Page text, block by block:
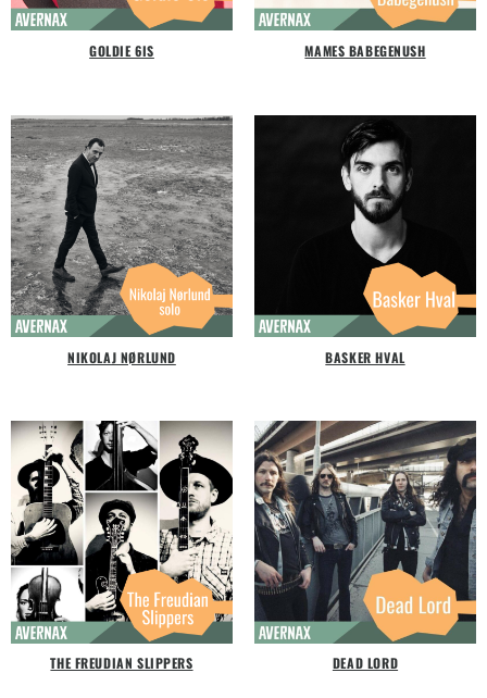
GOLDIE 6IS MAMES BABEGENUSH
NIKOLAJ NØRLUND BASKER HVAL
THE FREUDIAN SLIPPERS DEAD LORD